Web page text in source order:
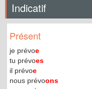
Indicatif
Présent
je prévoe
tu prévoes
il prévoe
nous prévoons